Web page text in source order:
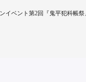
ベント第2回『鬼平犯科帳祭